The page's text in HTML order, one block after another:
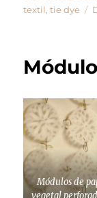
textil,tie dye
Módulos de
vegetal